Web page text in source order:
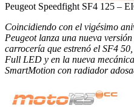
Peugeot Speedfight SF4 125 –
Coincidiendo con el vigésimo
Peugeot lanza una nueva
carrocería que estrenó el SF4
Full LED y en la nueva
SmartMotion con radiador